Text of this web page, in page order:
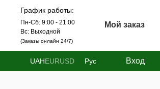
График работы:
Пн-Сб: 9:00 - 21:00
Вс: Выходной
(Заказы онлайн 24/7)
Мой заказ
UAHEURUSD Рус Вход